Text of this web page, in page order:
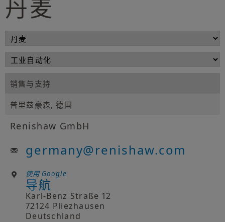
丹麦
销售与支持
普里茲豪森, 德国
Renishaw GmbH
germany@renishaw.com
使用 Google
导航
Karl-Benz Straße 12
72124 Pliezhausen
Deutschland